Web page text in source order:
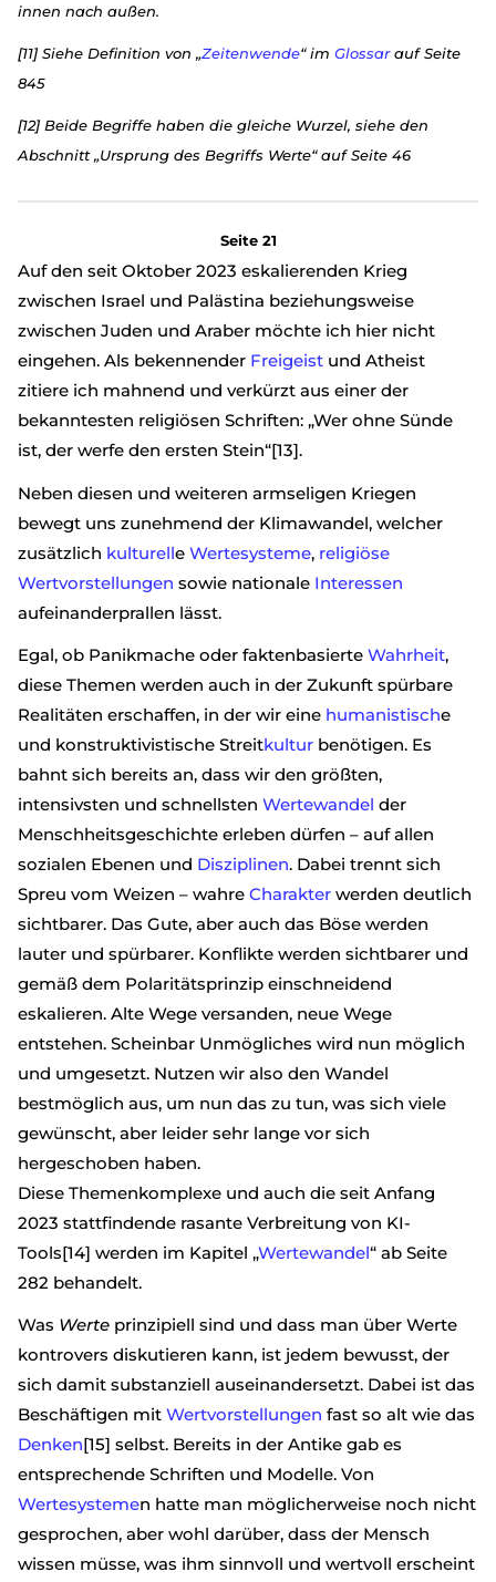
innen nach außen.
[11] Siehe Definition von „Zeitenwende“ im Glossarauf Seite
845
[12] Beide Begriffe haben die gleiche Wurzel, siehe den
Abschnitt „Ursprung des Begriffs Werte“ auf Seite 46
Seite 21
Auf den seit Oktober 2023 eskalierenden Krieg
zwischen Israel und Palästina beziehungsweise
zwischen Juden und Araber möchte ich hier nicht
eingehen. Als bekennender Freigeist und Atheist
zitiere ich mahnend und verkürzt aus einer der
bekanntesten religiösen Schriften: „Wer ohne Sünde
ist, der werfe den ersten Stein“[13].
Neben diesen und weiteren armseligen Kriegen
bewegt uns zunehmend der Klimawandel, welcher
zusätzlich kulturelle Wertesysteme, religiöse
Wertvorstellungen sowie nationale Interessen
aufeinanderprallen lässt.
Egal, ob Panikmache oder faktenbasierte Wahrheit,
diese Themen werden auch in der Zukunft spürbare
Realitäten erschaffen, in der wir eine humanistische
und konstruktivistische Streitkultur benötigen. Es
bahnt sich bereits an, dass wir den größten,
intensivsten und schnellsten Wertewandel der
Menschheitsgeschichte erleben dürfen – auf allen
sozialen Ebenen und Disziplinen. Dabei trennt sich
Spreu vom Weizen – wahre Charakter werden deutlich
sichtbarer. Das Gute, aber auch das Böse werden
lauter und spürbarer. Konflikte werden sichtbarer und
gemäß dem Polaritätsprinzip einschneidend
eskalieren. Alte Wege versanden, neue Wege
entstehen. Scheinbar Unmögliches wird nun möglich
und umgesetzt. Nutzen wir also den Wandel
bestmöglich aus, um nun das zu tun, was sich viele
gewünscht, aber leider sehr lange vor sich
hergeschoben haben.
Diese Themenkomplexe und auch die seit Anfang
2023 stattfindende rasante Verbreitung von KI-
Tools[14] werden im Kapitel „Wertewandel“ ab Seite
282 behandelt.
Was Werte prinzipiell sind und dass man über Werte
kontrovers diskutieren kann, ist jedem bewusst, der
sich damit substanziell auseinandersetzt. Dabei ist das
Beschäftigen mit Wertvorstellungen fast so alt wie das
Denken[15] selbst. Bereits in der Antike gab es
entsprechende Schriften und Modelle. Von
Wertesystemen hatte man möglicherweise noch nicht
gesprochen, aber wohl darüber, dass der Mensch
wissen müsse, was ihm sinnvoll und wertvoll erscheint